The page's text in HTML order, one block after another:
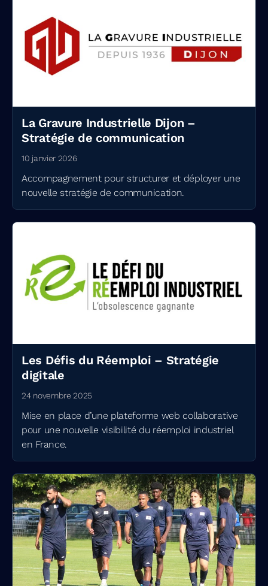
La Gravure Industrielle Dijon –
Stratégie de communication
10 janvier 2026
Accompagnement pour structurer et déployer une
nouvelle stratégie de communication.
Les Défis du Réemploi – Stratégie
digitale
24 novembre 2025
Mise en place d’une plateforme web collaborative
pour une nouvelle visibilité du réemploi industriel
en France.